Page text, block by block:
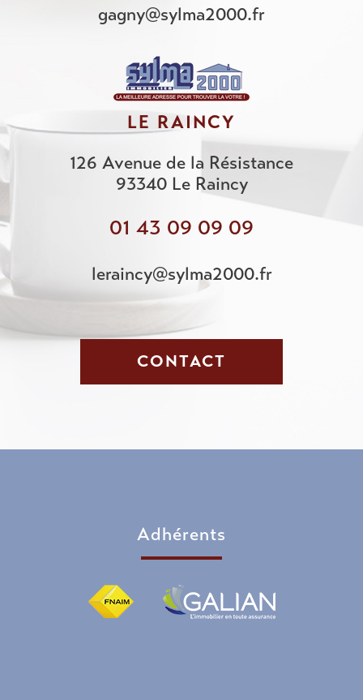
gagny@sylma2000.fr
LE RAINCY
126 Avenue de la Résistance
93340 Le Raincy
01 43 09 09 09
leraincy@sylma2000.fr
CONTACT
adhérents